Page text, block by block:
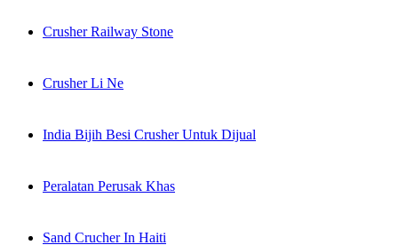
Crusher Railway Stone
Crusher Li Ne
India Bijih Besi Crusher Untuk Dijual
Peralatan Perusak Khas
Sand Crucher In Haiti